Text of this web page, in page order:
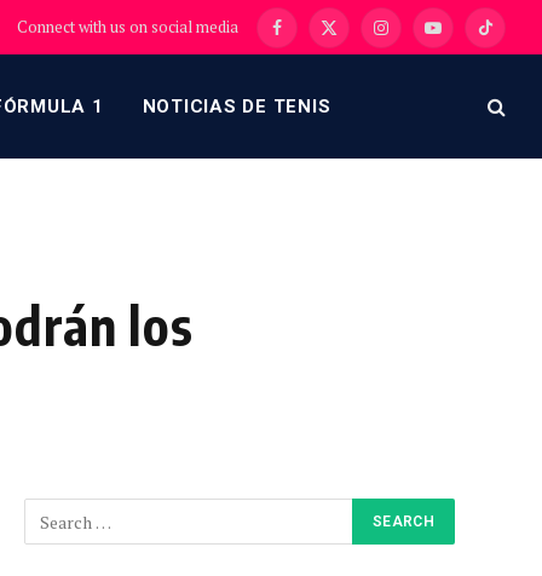
Connect with us on social media Facebook
X
InstagramYouTubeTikTok
1 NOTICIAS DE TENIS
los